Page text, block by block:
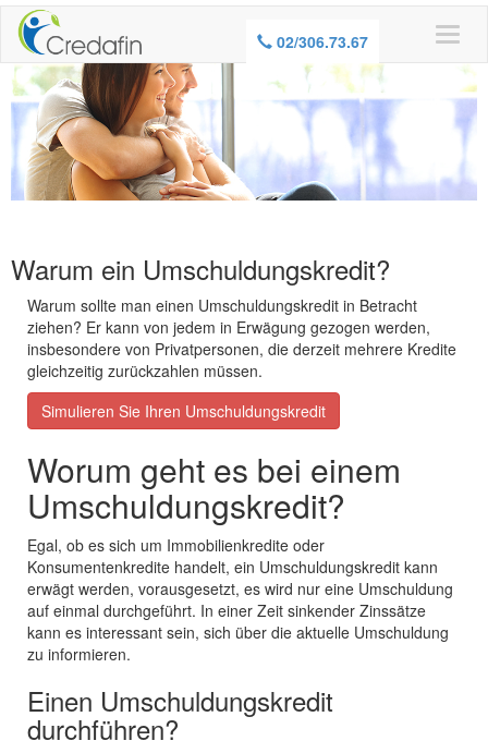
02/306.73.67
Warum ein Umschuldungskredit?
Warum sollte man einen Umschuldungskredit in Betracht
ziehen? Er kann von jedem in Erwägung gezogen werden,
insbesondere von Privatpersonen, die derzeit mehrere Kredite
gleichzeitig zurückzahlen müssen.
Simulieren Sie Ihren Umschuldungskredit
Worum geht es bei einem
Umschuldungskredit?
Egal, ob es sich um Immobilienkredite oder
Konsumentenkredite handelt, ein Umschuldungskredit kann
erwägt werden, vorausgesetzt, es wird nur eine Umschuldung
auf einmal durchgeführt. In einer Zeit sinkender Zinssätze
kann es interessant sein, sich über die aktuelle Umschuldung
zu informieren.
Einen Umschuldungskredit
durchführen?